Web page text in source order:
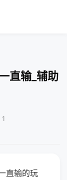
直输_辅助
直输的玩